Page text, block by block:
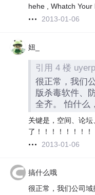
hehe , Whatch Your
2013-01-06
妞_
引用 4 楼
很正常，我们
版杀毒软件、
全齐。 怕什么
关键是，空间、论
了！！！！！！！！
2013-01-06
搞什么哦
很正常，我们公司域